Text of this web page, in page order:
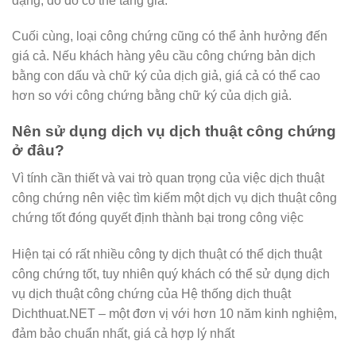
Cuối cùng, loại công chứng cũng có thể ảnh hưởng đến
giá cả. Nếu khách hàng yêu cầu công chứng bản dịch
bằng con dấu và chữ ký của dịch giả, giá cả có thể cao
hơn so với công chứng bằng chữ ký của dịch giả.
Nên sử dụng dịch vụ dịch thuật công chứng
ở đâu?
Vì tính cần thiết và vai trò quan trọng của việc dịch thuật
công chứng nên việc tìm kiếm một dịch vụ dịch thuật công
chứng tốt đóng quyết định thành bại trong công việc
Hiện tại có rất nhiều công ty dịch thuật có thể dịch thuật
công chứng tốt, tuy nhiên quý khách có thể sử dụng dịch
vụ dịch thuật công chứng của Hệ thống dịch thuật
Dichthuat.NET – một đơn vị với hơn 10 năm kinh nghiệm,
đảm bảo chuẩn nhất, giá cả hợp lý nhất